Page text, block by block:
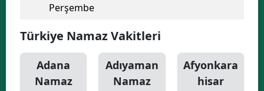
Şırnak
Bartın
Perşembe
Türkiye Namaz Vakitleri
Adana
Namaz
Adıyaman
Namaz
Afyonkara
hisar